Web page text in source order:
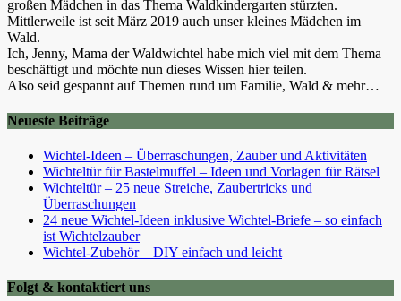
großen Mädchen in das Thema Waldkindergarten stürzten.
Mittlerweile ist seit März 2019 auch unser kleines Mädchen im
Wald.
Ich, Jenny, Mama der Waldwichtel habe mich viel mit dem Thema
beschäftigt und möchte nun dieses Wissen hier teilen.
Also seid gespannt auf Themen rund um Familie, Wald & mehr…
Neueste Beiträge
Wichtel-Ideen – Überraschungen, Zauber und Aktivitäten
Wichteltür für Bastelmuffel – Ideen und Vorlagen für Rätsel
Wichteltür – 25 neue Streiche, Zaubertricks und
Überraschungen
24 neue Wichtel-Ideen inklusive Wichtel-Briefe – so einfach
ist Wichtelzauber
Wichtel-Zubehör – DIY einfach und leicht
Folgt & kontaktiert uns